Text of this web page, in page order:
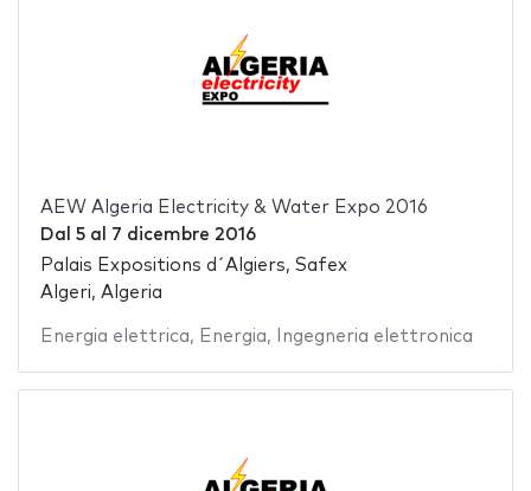
AEW Algeria Electricity & Water Expo 2016
Dal 5al 7 dicembre 2016
Palais Expositions d´Algiers, Safex
Algeri, Algeria
Energia elettrica, Energia, Ingegneria elettronica